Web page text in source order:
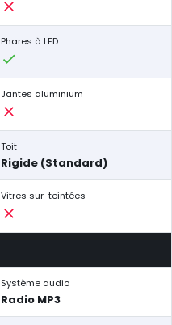
Phares à LED
Jantes aluminium
Toit
Rigide (Standard)
Vitres sur-teintées
Système audio
Radio MP3